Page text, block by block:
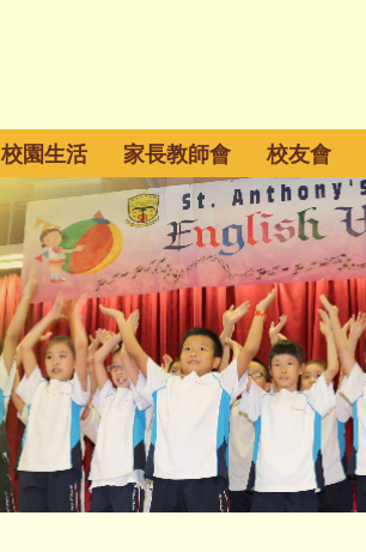
校園生活 家長教師會 校友會